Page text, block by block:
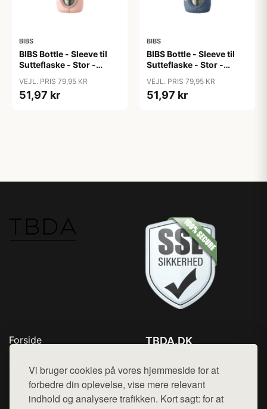
Vi bruger cookies på vores hjemmeside for at
forbedre din oplevelse, vise mere relevant
indhold og analysere trafikken. Kort sagt: for at
BIBS
BIBS Bottle - Sleeve til
Sutteflaske - Stor -
VEJL. PRIS 79,95 KR
51,97 kr
BIBS
BIBS Bottle - Sleeve til
Sutteflaske - Stor -
VEJL. PRIS 79,95 KR
51,97 kr
Forside
Top Rabatter
Kontakt
TBDA.DK
Mail: hej@want.dk
Cookie- og privatlivspolitik